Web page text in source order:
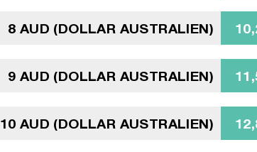
8 AUD (DOLLAR AUSTRALIEN)
9 AUD (DOLLAR AUSTRALIEN)
10 AUD (DOLLAR AUSTRALIEN)